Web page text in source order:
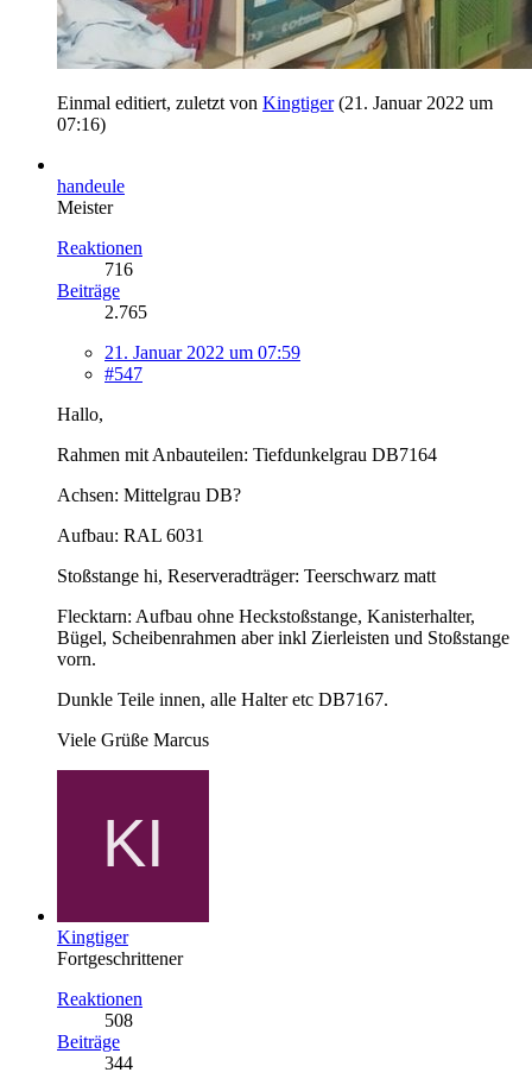
Einmal editiert, zuletzt von Kingtiger(21. Januar 2022 um
07:16)
handeule
Meister
Reaktionen
716
Beiträge
2.765
21. Januar 2022 um 07:59
#547
Hallo,
Rahmen mit Anbauteilen: Tiefdunkelgrau DB7164
Achsen: Mittelgrau DB?
Aufbau: RAL 6031
Stoßstange hi, Reserveradträger: Teerschwarz matt
Flecktarn: Aufbau ohne Heckstoßstange, Kanisterhalter,
Bügel, Scheibenrahmen aber inkl Zierleisten und Stoßstange
vorn.
Dunkle Teile innen, alle Halter etc DB7167.
Viele Grüße Marcus
Kingtiger
Fortgeschrittener
Reaktionen
508
Beiträge
344